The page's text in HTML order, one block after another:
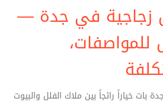
زجاجية في جدة —
للمواصفات،
خياراً رائجاً بين ملاك الفلل والبيوت